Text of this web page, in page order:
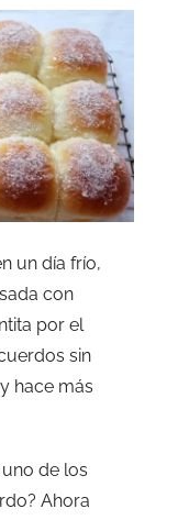
un día frío,
con
por el
sin
hace más
de los
Ahora